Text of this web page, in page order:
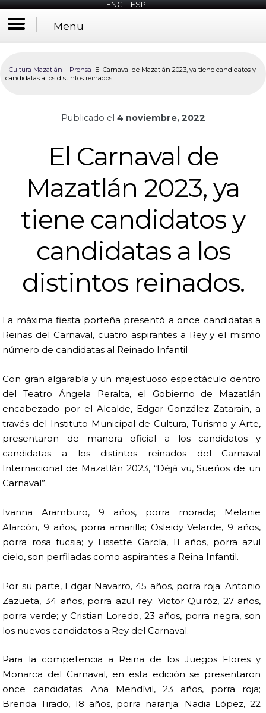
ENG|ESP
Menu
Cultura Mazatlán Prensa El Carnaval de Mazatlán 2023, ya tiene candidatos y
candidatas a los distintos reinados.
Publicado el 4 noviembre, 2022
El Carnaval de
Mazatlán 2023, ya
tiene candidatos y
candidatas a los
distintos reinados.
La máxima fiesta porteña presentó a once candidatas a
Reinas del Carnaval, cuatro aspirantes a Rey y el mismo
número de candidatas al Reinado Infantil
Con gran algarabía y un majestuoso espectáculo dentro
del Teatro Ángela Peralta, el Gobierno de Mazatlán
encabezado por el Alcalde, Edgar González Zatarain, a
través del Instituto Municipal de Cultura, Turismo y Arte,
presentaron de manera oficial a los candidatos y
candidatas a los distintos reinados del Carnaval
Internacional de Mazatlán 2023, “Déjà vu, Sueños de un
Carnaval”.
Ivanna Aramburo, 9 años, porra morada; Melanie
Alarcón, 9 años, porra amarilla; Osleidy Velarde, 9 años,
porra rosa fucsia; y Lissette García, 11 años, porra azul
cielo, son perfiladas como aspirantes a Reina Infantil.
Por su parte, Edgar Navarro, 45 años, porra roja; Antonio
Zazueta, 34 años, porra azul rey; Victor Quiróz, 27 años,
porra verde; y Cristian Loredo, 23 años, porra negra, son
los nuevos candidatos a Rey del Carnaval.
Para la competencia a Reina de los Juegos Flores y
Monarca del Carnaval, en esta edición se presentaron
once candidatas: Ana Mendívil, 23 años, porra roja;
Brenda Tirado, 18 años, porra naranja; Nadia López, 22